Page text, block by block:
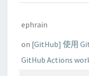
ephrain
on [GitHub] 使用
GitHub Actions